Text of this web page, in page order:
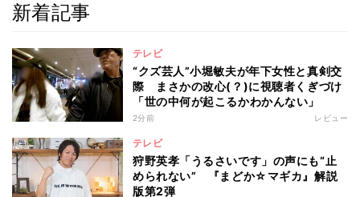
新着記事
テレビ
“クズ芸人”小堀敏夫が年下女性と真剣交
際 まさかの改心(？)に視聴者くぎづけ
「世の中何が起こるかわかんない」
2分前 レビュー
テレビ
狩野英孝「うるさいです」の声にも“止
められない” 『まどか☆マギカ』解説
版第2弾